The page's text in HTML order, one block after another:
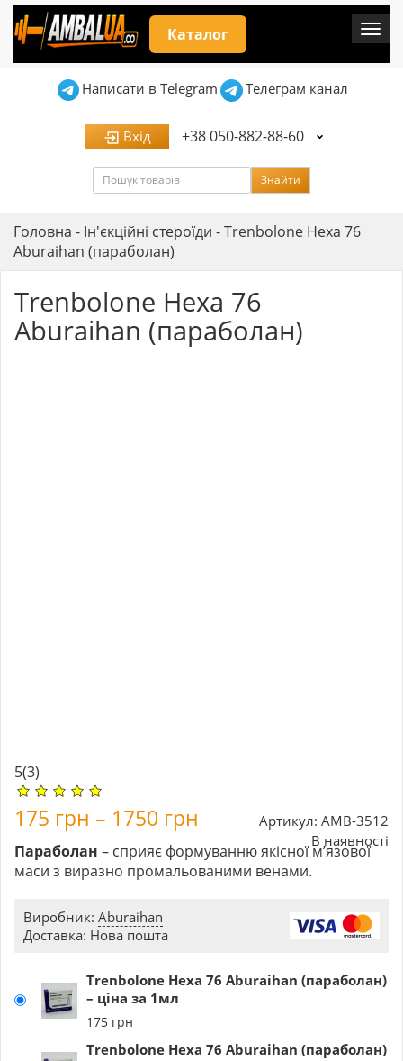
Каталог
Написати в Telegram Телеграм канал
Вхід +38 050-882-88-60
Пошук Знайти
Головна - Ін'єкційні стероїди -Trenbolone Hexa 76
Aburaihan (параболан)
Trenbolone Hexa 76
Aburaihan (параболан)
5(3)
Артикул: AMB-3512
В наявності
175 грн – 1750 грн
Параболан – сприяє формуванню якісної м’язової
маси з виразно промальованими венами.
Виробник: Aburaihan
Доставка: Нова пошта
Trenbolone Hexa 76 Aburaihan (параболан)
– ціна за 1мл
175 грн
Trenbolone Hexa 76 Aburaihan (параболан)